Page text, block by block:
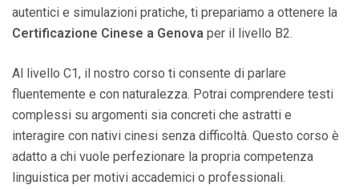
autentici e simulazioni pratiche, ti prepariamo a ottenere la
Certificazione Cinese a Genova per il livello B2.
Al livello C1, il nostro corso ti consente di parlare
fluentemente e con naturalezza. Potrai comprendere testi
complessi su argomenti sia concreti che astratti e
interagire con nativi cinesi senza difficoltà. Questo corso è
adatto a chi vuole perfezionare la propria competenza
linguistica per motivi accademici o professionali.